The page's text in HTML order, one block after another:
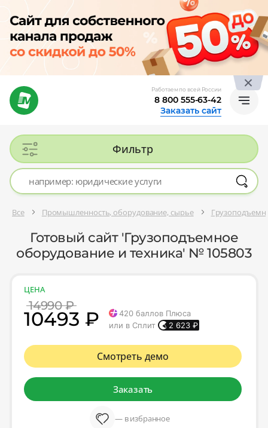
Работаем по всей России
8 800 555-63-42
Заказать сайт
Фильтр
Все Промышленность, оборудование, сырье
Готовый сайт 'Грузоподъемное
оборудование и техника' № 105803
ЦЕНА
14990 ₽
10493 ₽ 420 баллов Плюса
или в Сплит
2 623 ₽
Смотреть демо
Заказать
— в избранное